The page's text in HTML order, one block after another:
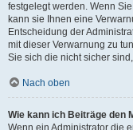
festgelegt werden. Wenn
kann sie Ihnen eine
Entscheidung der
mit dieser Verwarnung zu
Sie sich die nicht sicher
Nach oben
Wie kann ich Beiträge den
Wenn ein Administrator die